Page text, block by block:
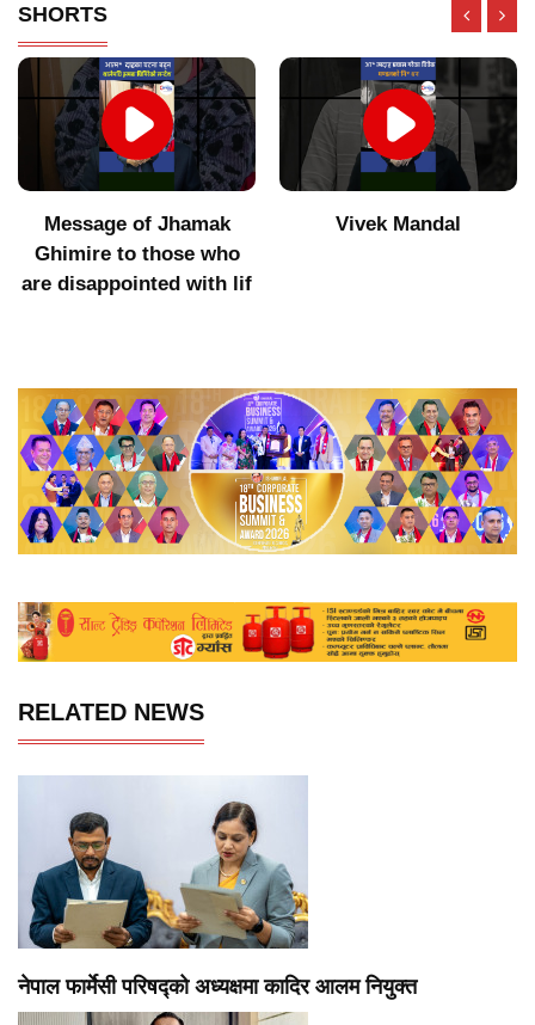
SHORTS
Message of Jhamak
Ghimire to those who
are disappointed with lif
Vivek Mandal
RELATED NEWS
नेपाल फार्मेसी परिषद्को अध्यक्षमा कादिर आलम नियुक्त